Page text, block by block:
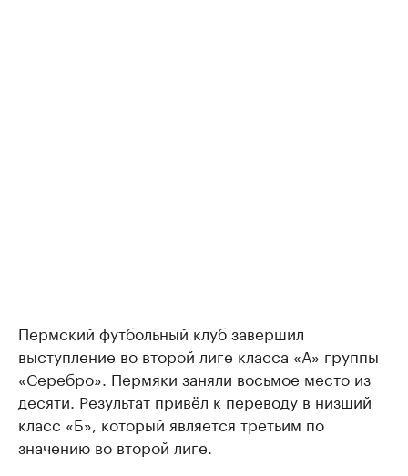
Пермский футбольный клуб завершил
выступление во второй лиге класса «А» группы
«Серебро». Пермяки заняли восьмое место из
десяти. Результат привёл к переводу в низший
класс «Б», который является третьим по
значению во второй лиге.